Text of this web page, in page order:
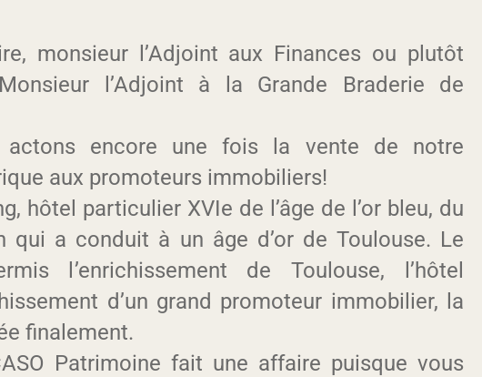
monsieur l’Adjoint aux Finances ou plutôt
l’Adjoint à la Grande Braderie de
encore une fois la vente de notre
aux promoteurs immobiliers!
hôtel particulier XVIe de l’âge de l’or bleu, du
qui a conduit à un âge d’or de Toulouse. Le
l’enrichissement de Toulouse, l’hôtel
d’un grand promoteur immobilier, la
finalement.
Patrimoine fait une affaire puisque vous